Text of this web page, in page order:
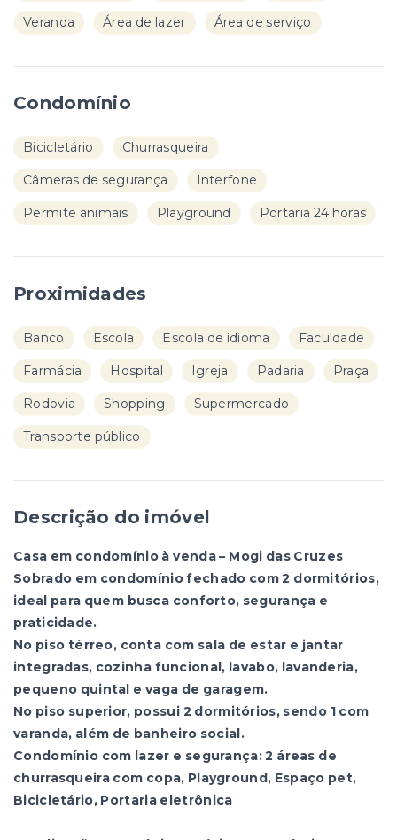
Veranda Área de lazer Área de serviço
Condomínio
Bicicletário Churrasqueira
Câmeras de segurança Interfone
Permite animais Playground Portaria 24 horas
Proximidades
Banco Escola Escola de idioma Faculdade
Farmácia Hospital Igreja Padaria Praça
Rodovia Shopping Supermercado
Transporte público
Descrição do imóvel
Casa em condomínio à venda – Mogi das Cruzes
Sobrado em condomínio fechado com 2 dormitórios,
ideal para quem busca conforto, segurança e
praticidade.
No piso térreo, conta com sala de estar e jantar
integradas, cozinha funcional, lavabo, lavanderia,
pequeno quintal e vaga de garagem.
No piso superior, possui 2 dormitórios, sendo 1 com
varanda, além de banheiro social.
Condomínio com lazer e segurança: 2 áreas de
churrasqueira com copa, Playground, Espaço pet,
Bicicletário, Portaria eletrônica